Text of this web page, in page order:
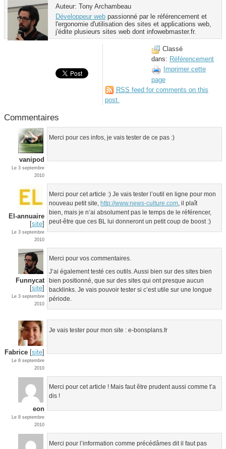
Auteur: Tony Archambeau
Développeur web passionné par le référencement et
l'ergonomie d'utilisation des sites et applications web,
j'édite plusieurs sites web dont infowebmaster.fr.
Classé
dans: Référencement
Imprimer cette
page
RSS feed for comments on this
post.
Commentaires
vanipod
Le 3 septembre
2010
Merci pour ces infos, je vais tester de ce pas :)
El-annuaire
[site]
Le 3 septembre
2010
Merci pour cet article :) Je vais tester l’outil en ligne pour mon
nouveau petit site,
http://www.news-culture.com , il plaît
bien, mais je n’ai absolument pas le temps de le référencer,
peut-être que ces BL lui donneront un petit coup de boost :)
Funnycat
[site]
Le 3 septembre
2010
Merci pour vos commentaires.
J’ai également testé ces outils. Aussi bien sur des sites bien
bien positionné, que sur des sites qui ont presque aucun
backlinks. Je vais pouvoir tester si c’est utile sur une longue
période.
Fabrice [site]
Le 8 septembre
2010
Je vais tester pour mon site : e-bonsplans.fr
eon
Le 8 septembre
2010
Merci pour cet article ! Mais faut être prudent aussi comme t’a
dis !
Merci pour l’information comme précédâmes dit il faut pas